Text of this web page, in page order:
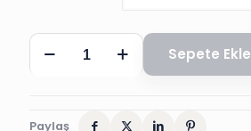
YASİN,
CEP
KAPAK,
Sepete Ekle
Paylaş